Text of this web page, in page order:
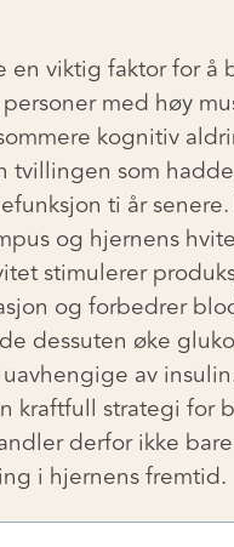
viktig faktor for å
med høy
kognitiv
som
ti år
og hjernens
stimulerer
og forbedrer
dessuten øke
av
kraftfull strategi for
derfor ikke
i hjernens fremtid.